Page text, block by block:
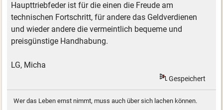
Haupttriebfeder ist für die einen die Freude am
technischen Fortschritt, für andere das Geldverdienen
und wieder andere die vermeintlich bequeme und
preisgünstige Handhabung.
LG, Micha
Gespeichert
Wer das Leben ernst nimmt, muss auch über sich lachen können.